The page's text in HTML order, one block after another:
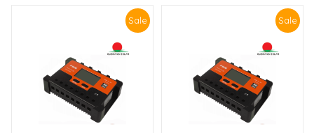
Sale Sale